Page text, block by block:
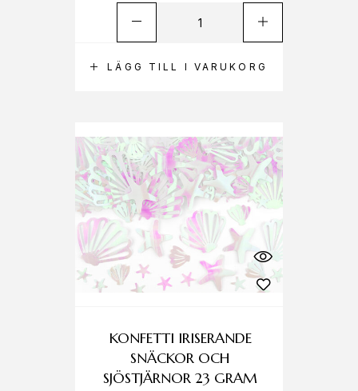
LÄGG TILL I VARUKORG
KONFETTI IRISERANDE
SNÄCKOR OCH
SJÖSTJÄRNOR 23 GRAM